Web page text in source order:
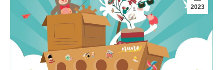
2023